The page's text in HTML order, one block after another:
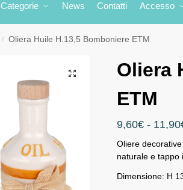
Categorie News Contatti Accesso
/ Oliera Huile H.13,5 Bomboniere ETM
Oliera
ETM
9,60€ - 11,90
Oliere
naturale e tappo
Dimensione: H